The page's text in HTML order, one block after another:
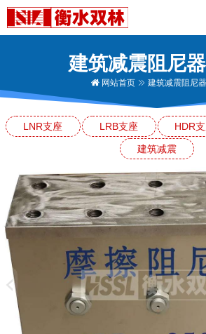
建筑减震阻尼
网站首页 建筑减震阻尼
LNR支座 LRB支座 HDR
建筑减震